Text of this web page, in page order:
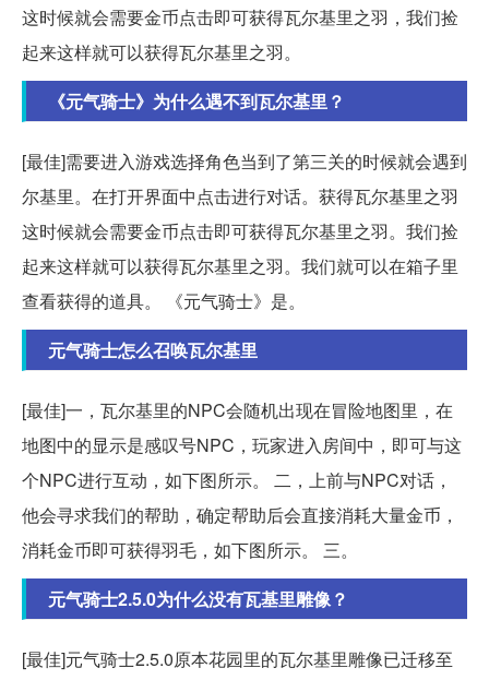
这时候就会需要金币点击即可获得瓦尔基里之羽，我们捡
起来这样就可以获得瓦尔基里之羽。
《元气骑士》为什么遇不到瓦尔基里？
[最佳]需要进入游戏选择角色当到了第三关的时候就会遇到
尔基里。在打开界面中点击进行对话。获得瓦尔基里之羽
这时候就会需要金币点击即可获得瓦尔基里之羽。我们捡
起来这样就可以获得瓦尔基里之羽。我们就可以在箱子里
查看获得的道具。 《元气骑士》是。
元气骑士怎么召唤瓦尔基里
[最佳]一，瓦尔基里的NPC会随机出现在冒险地图里，在
地图中的显示是感叹号NPC，玩家进入房间中，即可与这
个NPC进行互动，如下图所示。 二，上前与NPC对话，
他会寻求我们的帮助，确定帮助后会直接消耗大量金币，
消耗金币即可获得羽毛，如下图所示。 三。
元气骑士2.5.0为什么没有瓦基里雕像？
[最佳]元气骑士2.5.0原本花园里的瓦尔基里雕像已迁移至